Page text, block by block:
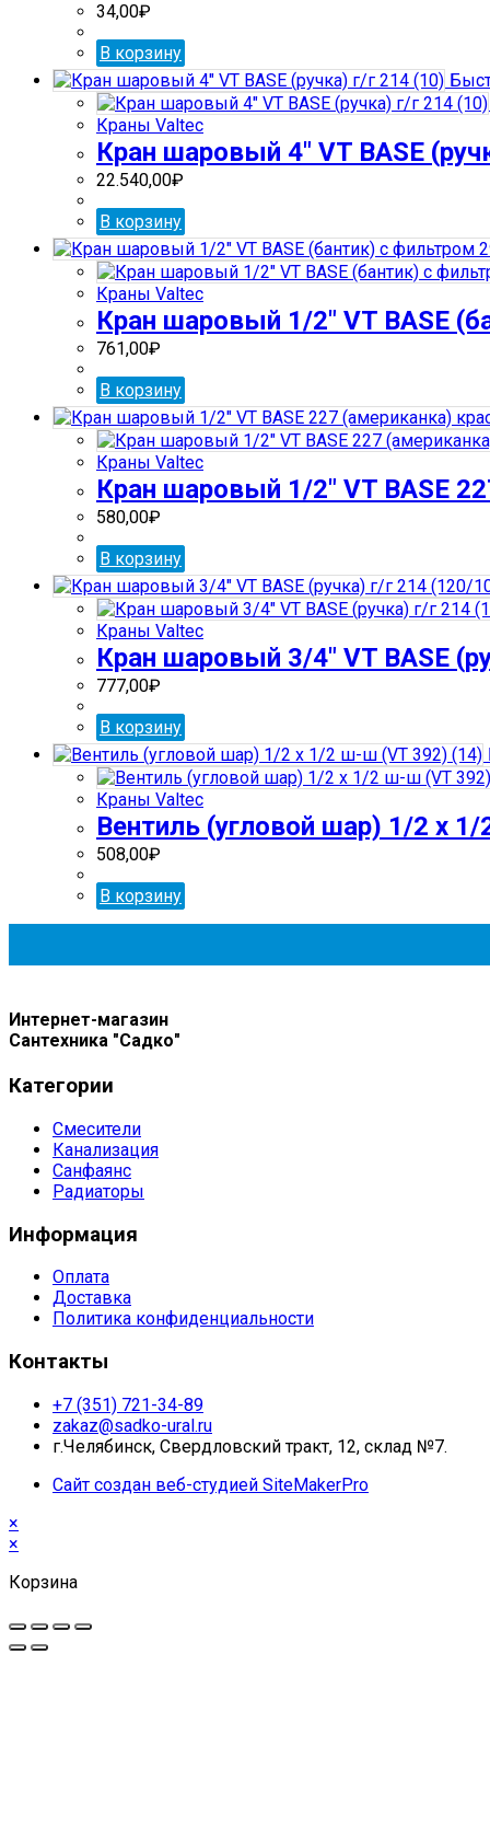
34,00₽
В корзину
Краны Valtec
Кран шаровый 4″ VT BASE
22.540,00₽
В корзину
Краны Valtec
Кран шаровый 1/2″ VT BASE
761,00₽
В корзину
Краны Valtec
Кран шаровый 1/2″ VT BASE
580,00₽
В корзину
Краны Valtec
Кран шаровый 3/4″ VT BASE
777,00₽
В корзину
Краны Valtec
Вентиль (угловой шар) 1/2 х
508,00₽
В корзину
Интернет-магазин
Сантехника "Садко"
Категории
Смесители
Канализация
Санфаянс
Радиаторы
Информация
Оплата
Доставка
Политика конфиденциальности
Контакты
+7 (351) 721-34-89
zakaz@sadko-ural.ru
г.Челябинск, Свердловский тракт, 12, склад №7.
Сайт создан веб-студией SiteMakerPro
×
×
Корзина